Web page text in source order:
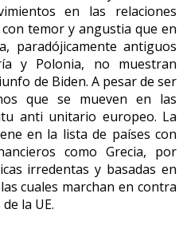
en las relaciones
temor y angustia que en
paradójicamente antiguos
y Polonia, no muestran
de Biden. A pesar de ser
que se mueven en las
anti unitario europeo. La
en la lista de países con
como Grecia, por
irredentas y basadas en
cuales marchan en contra
la UE.